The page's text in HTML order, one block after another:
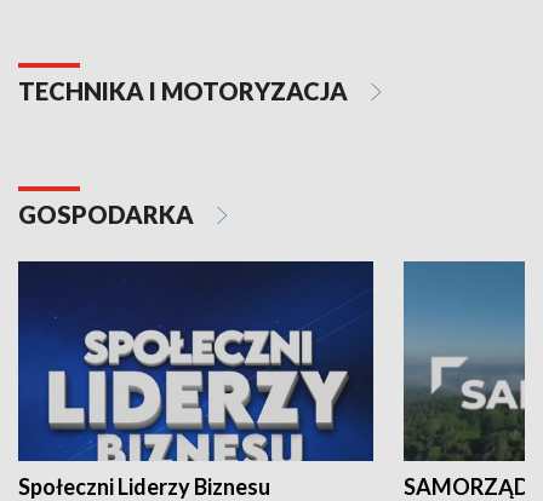
TECHNIKA I MOTORYZACJA
GOSPODARKA
Społeczni Liderzy Biznesu SAMORZĄD